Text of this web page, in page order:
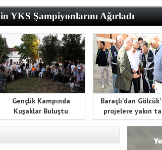
YKS Şampiyonlarını Ağırladı
Gençlik Kampında
Kuşaklar Buluştu
Baraçlı’dan
projelere yakın